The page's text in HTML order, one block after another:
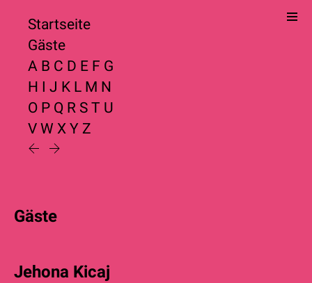
Startseite
Gäste
A B C D E F G
H I J K L M N
O P Q R S T U
V W X Y Z
Gäste
Jehona Kicaj